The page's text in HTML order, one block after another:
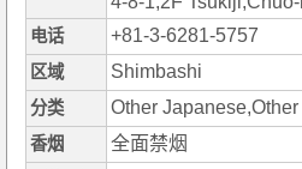
电话 +81-3-6281-5757
区域 Shimbashi
分类 Other Japanese,Other
香烟 全面禁烟